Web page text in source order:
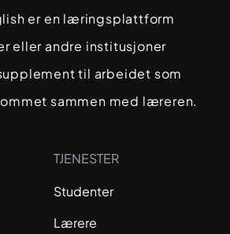
er en læringsplattform
eller andre institusjoner
til arbeidet som
sammen med læreren.
TJENESTER
Studenter
Lærere